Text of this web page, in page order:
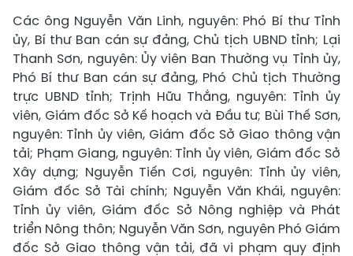
Các ông Nguyễn Văn Linh, nguyên: Phó Bí thư Tỉnh
ủy, Bí thư Ban cán sự đảng, Chủ tịch UBND tỉnh; Lại
Thanh Sơn, nguyên: Ủy viên Ban Thường vụ Tỉnh ủy,
Phó Bí thư Ban cán sự đảng, Phó Chủ tịch Thường
trực UBND tỉnh; Trịnh Hữu Thắng, nguyên: Tỉnh ủy
viên, Giám đốc Sở Kế hoạch và Đầu tư; Bùi Thế Sơn,
nguyên: Tỉnh ủy viên, Giám đốc Sở Giao thông vận
tải; Phạm Giang, nguyên: Tỉnh ủy viên, Giám đốc Sở
Xây dựng; Nguyễn Tiến Cơi, nguyên: Tỉnh ủy viên,
Giám đốc Sở Tài chính; Nguyễn Văn Khái, nguyên:
Tỉnh ủy viên, Giám đốc Sở Nông nghiệp và Phát
triển Nông thôn; Nguyễn Văn Sơn, nguyên Phó Giám
đốc Sở Giao thông vận tải, đã vi phạm quy định